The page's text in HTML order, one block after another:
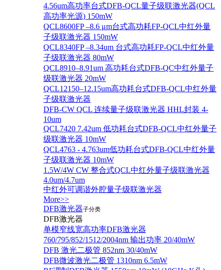
4.56um高功率台式DFB-QCL量子级联激光器(QCL
高功率光源) 150mW
QCL8600FP –8.6 μm台式高功耗FP-QCL中红外量
子级联激光器 150mW
QCL8340FP –8.34um 台式高功耗FP-QCL中红外量
子级联激光器 80mW
QCL8910–8.91um 高功耗台式DFB-QC中红外量子
级联激光器 20mW
QCL12150–12.15um高功耗台式DFB-QCL中红外量
子级联激光器
DFB-CW QCL 连续量子级联激光器 HHL封装 4-
10um
QCL7420 7.42um 低功耗台式DFB-QCL中红外量子
级联激光器 10mW
QCL4763 - 4.763um低功耗台式DFB-QCL中红外量
子级联激光器 10mW
1.5W/4W CW 整合式QCL中红外量子级联激光器
4.0um/4.7um
中红外可调谐外腔量子级联激光器
More>>
DFB激光器子分类
DFB激光器
单模窄线宽高功率DFB激光器
760/795/852/1512/2004nm 输出功率 20/40mW
DFB 激光二极管 852nm 30/40mW
DFB微波激光二极管 1310nm 6.5mW